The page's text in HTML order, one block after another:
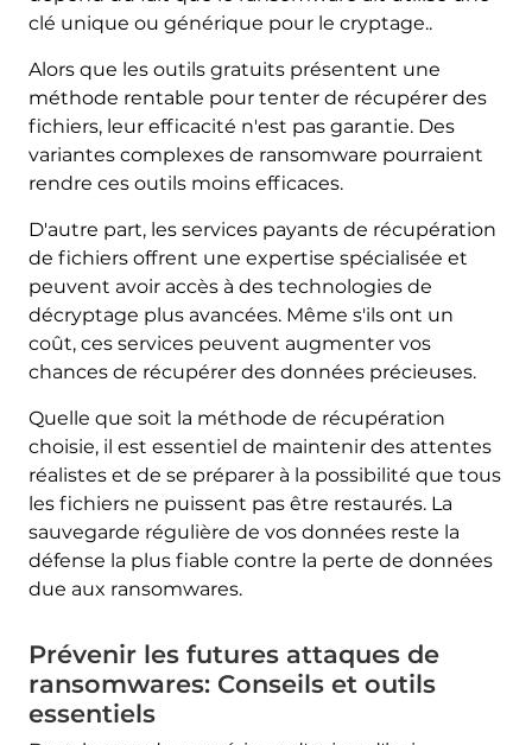
clé unique ou générique pour le cryptage..
Alors que les outils gratuits présentent une
méthode rentable pour tenter de récupérer des
fichiers, leur efficacité n'est pas garantie. Des
variantes complexes de ransomware pourraient
rendre ces outils moins efficaces.
D'autre part, les services payants de récupération
de fichiers offrent une expertise spécialisée et
peuvent avoir accès à des technologies de
décryptage plus avancées. Même s'ils ont un
coût, ces services peuvent augmenter vos
chances de récupérer des données précieuses.
Quelle que soit la méthode de récupération
choisie, il est essentiel de maintenir des attentes
réalistes et de se préparer à la possibilité que tous
les fichiers ne puissent pas être restaurés. La
sauvegarde régulière de vos données reste la
défense la plus fiable contre la perte de données
due aux ransomwares.
Prévenir les futures attaques de
ransomwares: Conseils et outils
essentiels